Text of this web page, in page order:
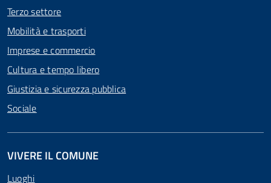
Terzo settore
Mobilità e trasporti
Imprese e commercio
Cultura e tempo libero
Giustizia e sicurezza pubblica
Sociale
VIVERE IL COMUNE
Luoghi